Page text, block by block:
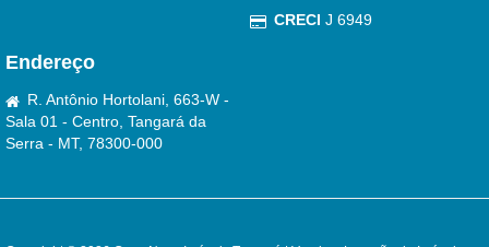
CRECI J 6949
Endereço
R. Antônio Hortolani, 663-W -
Sala 01 - Centro, Tangará da
Serra - MT, 78300-000